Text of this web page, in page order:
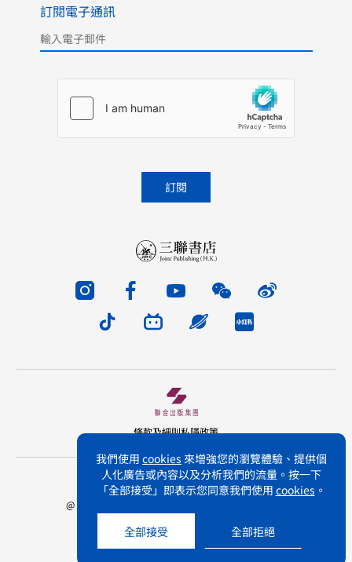
我們使用 cookies 來增強您的瀏覽體驗、提供個
人化廣告或內容以及分析我們的流量。按一下
「全部接受」即表示您同意我們使用 cookies 。
全部接受 全部拒絕
訂閱電子通訊
版權所有 不得轉載 三聯書店(香港)有限公司
@ Joint Publishing (Hong Kong) Company Limited.
All rights reserved.
條款及細則私隱政策